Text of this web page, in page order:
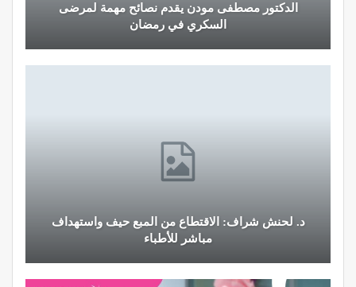
الدكتور مصطفى مودن يقدم نصائح مهمة لمرضى
السكري في رمضان
د. لحنش شراف: الاقتطاع من المبع حيف واستهداف
مباشر للأطباء